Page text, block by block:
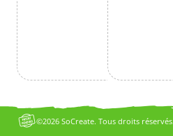
©2026 SoCreate. Tous droits